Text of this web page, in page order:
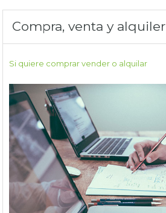
Compra, venta y alquiler
Si quiere comprar vender o alquilar